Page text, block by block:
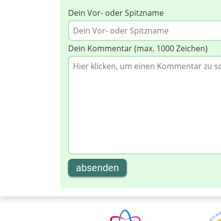
Dein Vor- oder Spitzname
Dein Kommentar (max. 1000 Zeichen)
absenden